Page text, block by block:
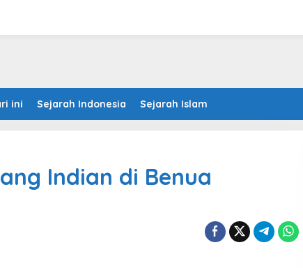
ini Sejarah Indonesia Sejarah Islam
Indian di Benua